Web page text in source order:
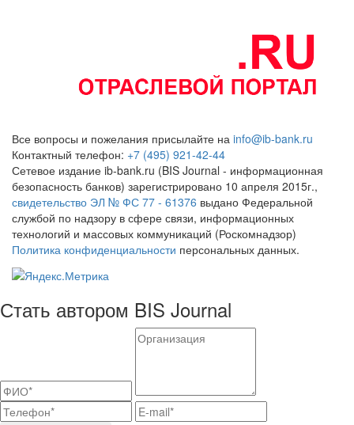
Все вопросы и пожелания присылайте на info@ib-bank.ru
Контактный телефон: +7 (495) 921-42-44
Сетевое издание ib-bank.ru (BIS Journal - информационная
безопасность банков) зарегистрировано 10 апреля 2015г.,
свидетельство ЭЛ № ФС 77 - 61376 выдано Федеральной
службой по надзору в сфере связи, информационных
технологий и массовых коммуникаций (Роскомнадзор)
Политика конфиденциальности персональных данных.
Стать автором BIS Journal